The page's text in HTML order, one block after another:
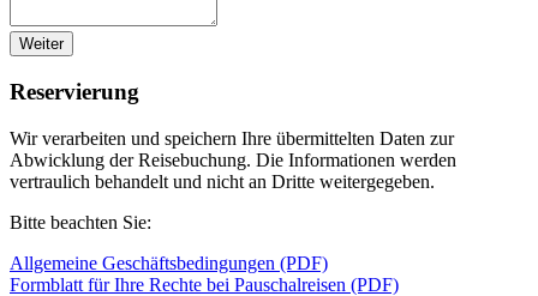
Weiter
Reservierung
Wir verarbeiten und speichern Ihre übermittelten Daten zur
Abwicklung der Reisebuchung. Die Informationen werden
vertraulich behandelt und nicht an Dritte weitergegeben.
Bitte beachten Sie:
Allgemeine Geschäftsbedingungen (PDF)
Formblatt für Ihre Rechte bei Pauschalreisen (PDF)